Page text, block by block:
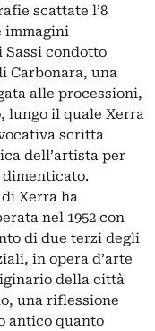
scattate l’8
immagini
Sassi condotto
Carbonara, una
alle processioni,
lungo il quale Xerra
scritta
dell’artista per
dimenticato.
Xerra ha
nel 1952 con
di due terzi degli
in opera d’arte
della città
una riflessione
antico quanto